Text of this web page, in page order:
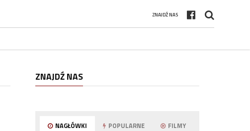
ZNAJDŹ NAS
ZNAJDŹ NAS
NAGŁÓWKI POPULARNE FILMY